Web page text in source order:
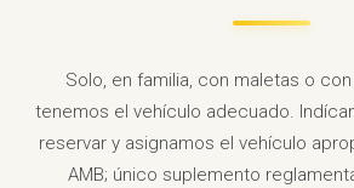
Solo, en familia, con maletas o
tenemos el vehículo adecuado.
reservar y asignamos el vehículo
AMB; único suplemento